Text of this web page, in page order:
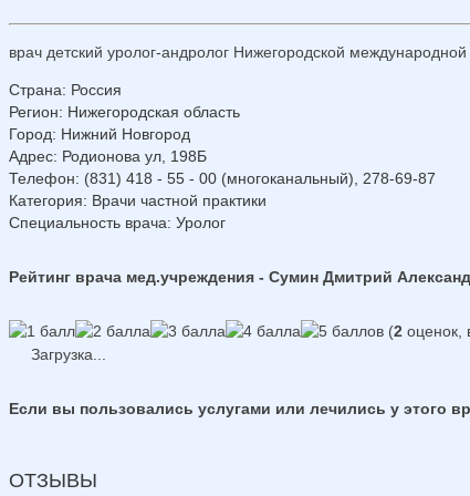
врач детский уролог-андролог Нижегородской
Страна: Россия
Регион: Нижегородская область
Город: Нижний Новгород
Адрес: Родионова ул, 198Б
Телефон: (831) 418 - 55 - 00 (многоканальный), 278-69-87
Категория: Врачи частной практики
Специальность врача: Уролог
Рейтинг врача мед.учреждения - Сумин Дмитрий
(2 оценок,
Загрузка...
Если вы пользовались услугами или лечились у этого
ОТЗЫВЫ